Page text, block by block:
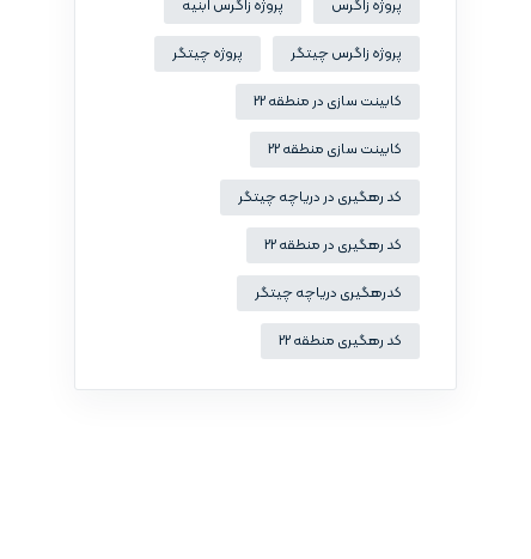
پروژه زاگرس پروژه زاگرس ابنیه
پروژه زاگرس چیتگر پروژه چیتگر
کابینت سازی در منطقه 22
کابینت سازی منطقه 22
کد رهگیری در دریاچه چیتگر
کد رهگیری در منطقه 22
کدرهگیری دریاچه چیتگر
کد رهگیری منطقه 22